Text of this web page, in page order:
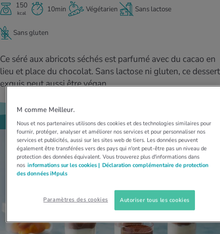
et intolérances
Calculateur d’IMC
Calculez votre besoin en calories
d’hiver
ACTUELS DANS LE DOMAINE MOUVEMENT
Calculer la consommation de calories
Course & Jogging
au quotidien
de relaxation
ACTUELS DANS LE DOMAINE RELAXATION
Travail et santé
Détente active
médical
spécialisée
des femmes
Réduire la tension artérielle
Douleurs nerveuses
ACTUELS DANS LE DOMAINE SERVICE
150
kcal 10min Végétarien Sans lactose
Sans gluten
Ce séré aux abricots séchés est parfumé avec du cacao en
lieu et place du chocolat. Sans lactose ni gluten, ce dessert
exquis peut aussi être végan.
M comme Meilleur.
Nous et nos partenaires utilisons des cookies et des technologies similaires pour
fournir, protéger, analyser et améliorer nos services et pour personnaliser nos
services et publicités, aussi sur les sites web de tiers. Les données peuvent
également être transférées vers des pays qui n'ont peut-être pas un niveau de
protection des données équivalent. Vous trouverez plus d'informations dans
nos informations sur les cookies | Déclaration complémentaire de protection
des données iMpuls
Paramètres des cookies Autoriser tous les cookies